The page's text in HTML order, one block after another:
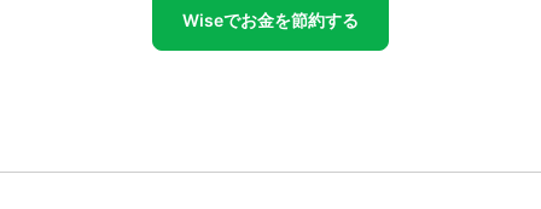
Wiseでお金を節約する